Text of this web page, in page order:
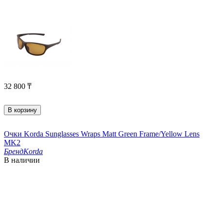
32 800 ₸
В корзину
Очки Korda Sunglasses Wraps Matt Green Frame/Yellow Lens
MK2
БрендKorda
В наличии